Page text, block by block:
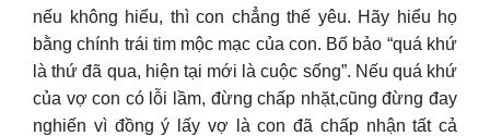
nếu không hiểu, thì con chẳng thế yêu. Hãy hiểu họ
bằng chính trái tim mộc mạc của con. Bố bảo “quá khứ
là thứ đã qua, hiện tại mới là cuộc sống”. Nếu quá khứ
của vợ con có lỗi lầm, đừng chấp nhặt,cũng đừng đay
nghiến vì đồng ý lấy vợ là con đã chấp nhận tất cả